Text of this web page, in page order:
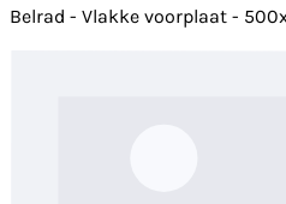
Belrad - Vlakke voorplaat -